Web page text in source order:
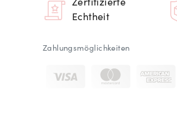
Zertifizierte
Echtheit
Zahlungsmöglichkeiten